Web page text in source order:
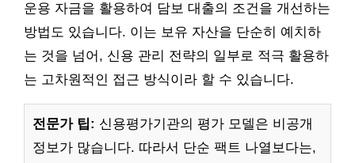
운용 자금을 활용하여 담보 대출의 조건을 개선하는
방법도 있습니다. 이는 보유 자산을 단순히 예치하
는 것을 넘어, 신용 관리 전략의 일부로 적극 활용하
는 고차원적인 접근 방식이라 할 수 있습니다.
전문가 팁: 신용평가기관의 평가 모델은 비공개
정보가 많습니다. 따라서 단순 팩트 나열보다는,